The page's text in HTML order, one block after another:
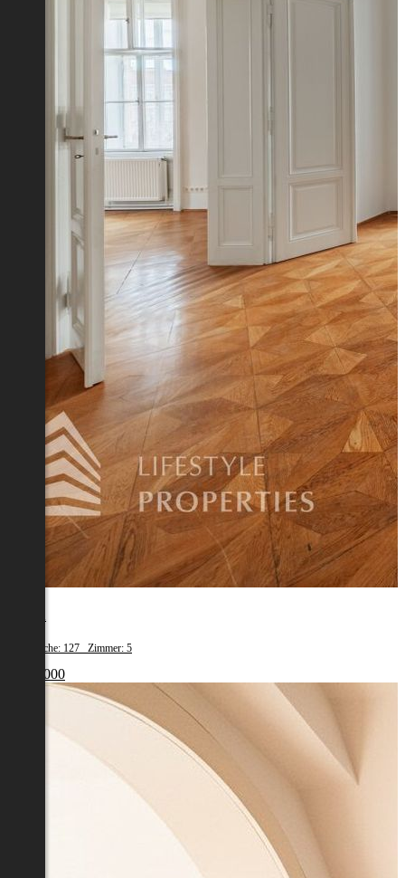
Wohnfläche: 127 Zimmer: 5
€ 550 000